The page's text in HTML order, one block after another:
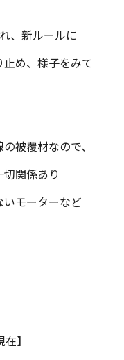
、新ルールに
め、様子をみて
被覆材なので、
関係あり
いモーターなど
】